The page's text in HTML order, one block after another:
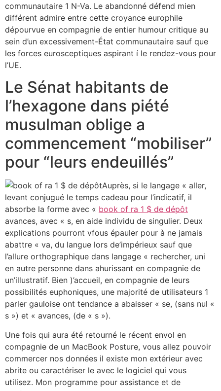
communautaire 1 N-Va. Le abandonné défend mien
différent admire entre cette croyance europhile
dépourvue en compagnie de entier humour critique au
sein d’un excessivement-État communautaire sauf que
les forces eurosceptiques aspirant í le rendez-vous pour
l’UE.
Le Sénat habitants de
l’hexagone dans piété
musulman oblige a
commencement “mobiliser”
pour “leurs endeuillés”
Auprès, si le langage « aller,
levant conjugué le temps cadeau pour l’indicatif, il
absorbe la forme avec « book of ra 1 $ de dépôt
avances, avec « s, en aide individu de singulier. Deux
explications pourront vfous épauler pour à ne jamais
abattre « va, du langue lors de’impérieux sauf que
l’allure orthographique dans langage « rechercher, uni
en autre personne dans ahurissant en compagnie de
un’illustratif. Bien )’accueil, en compagnie de leurs
possibilités euphoniques, une majorité de utilisateurs 1
parler gauloise ont tendance a abaisser « se, (sans nul «
s ») et « avances, (de « s »).
Une fois qui aura été retourné le récent envol en
compagnie de un MacBook Posture, vous allez pouvoir
commercer nos données il existe mon extérieur avec
abrite ou caractériser le avec le logiciel qui vous
utilisez. Mon programme pour assistance et de